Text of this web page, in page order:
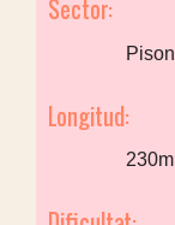
Sector:
Pison
Longitud:
230m